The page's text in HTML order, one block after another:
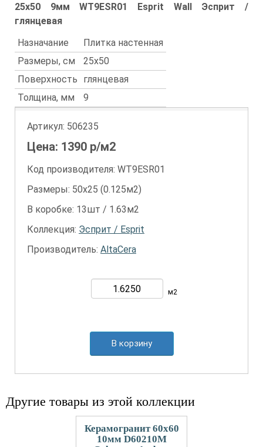
25x50 9мм WT9ESR01 Esprit Wall Эсприт /
глянцевая
Назначание
Плитка настенная
Размеры, см
25x50
Поверхность
глянцевая
Толщина, мм
9
Артикул: 506235
Цена: 1390 р/м2
Код производителя: WT9ESR01
Размеры: 50х25 (0.125м2)
В коробке: 13шт / 1.63м2
Коллекция: Эсприт / Esprit
Производитель: AltaCera
м2
В корзину
Другие товары из этой коллекции
Керамогранит 60x60
10мм D60210M